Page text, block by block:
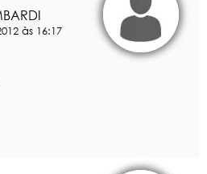
às 16:17